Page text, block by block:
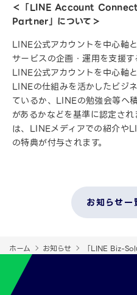
＜「LINE Account
Partner」について＞
LINE公式アカウントを中心軸
サービスの企画・運用を支援す
LINE公式アカウントを中心軸
LINEの仕組みを活かしたビジ
ているか、LINEの勉強会等へ
があるかなどを基準に認定さ
は、LINEメディアでの紹介や
の特典が付与されます。
お知らせ一
ホーム お知らせ 「LINE Biz-